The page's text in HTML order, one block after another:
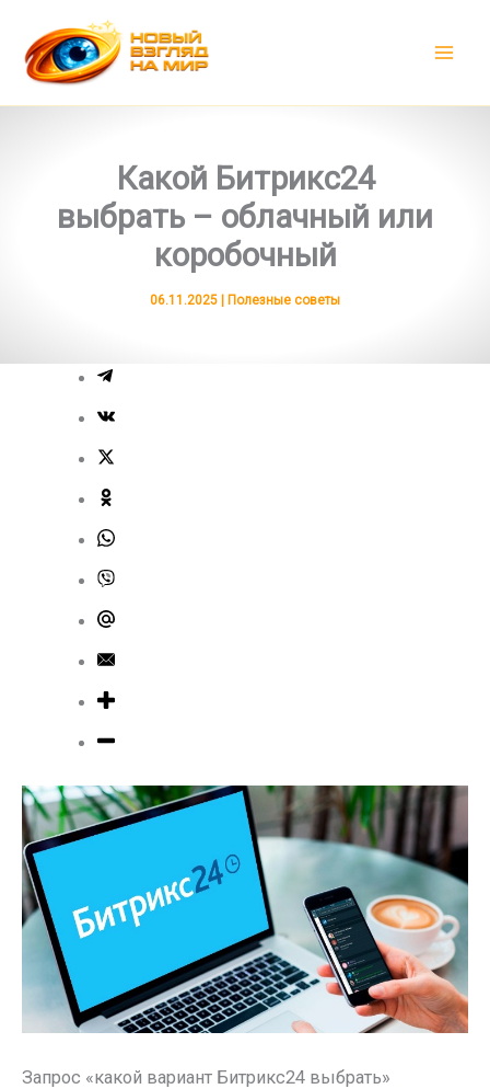
содержимому
Какой Битрикс24
выбрать – облачный или
коробочный
06.11.2025 | Полезные советы
Запрос «какой вариант Битрикс24 выбрать»